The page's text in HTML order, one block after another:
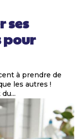
ses
pour
à prendre de
les autres !